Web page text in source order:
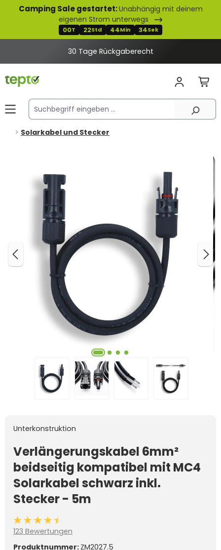
springen
Camping Sale gestartet:Unabhängig mit deinem
eigenen Strom unterwegs
00T 22Std 44Min 34Sek
30 Tage Rückgaberecht
Solarkabel und Stecker
Unterkonstruktion
Verlängerungskabel 6mm²
beidseitig kompatibel mit MC4
Solarkabel schwarz inkl.
Stecker - 5m
Durchschnittliche Bewertung von 4.6 von 5 Sternen
123 Bewertungen
Produktnummer: ZM2027.5